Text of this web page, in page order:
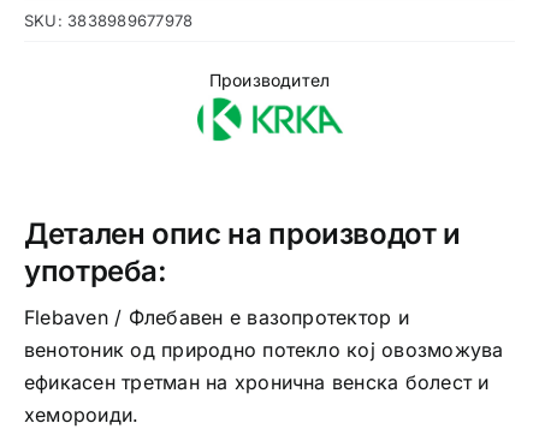
таблети
SKU: 3838989677978
Производител
Детален опис на производот и
употреба:
Flebaven / Флебавен е вазопротектор и
венотоник од природно потекло кој овозможува
ефикасен третман на хронична венска болест и
хемороиди.